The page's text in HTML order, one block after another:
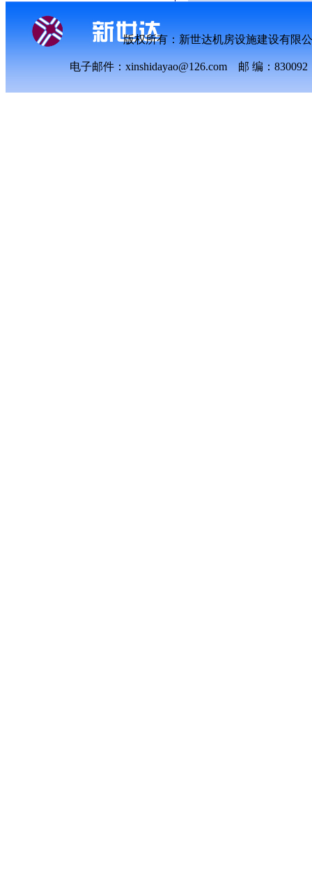
版权所有：新世达机房设施建设有
电子邮件：xinshidayao@126.com 邮 编：